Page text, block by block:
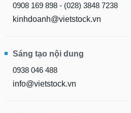
0908 169 898 - (028) 3848 7238
kinhdoanh@vietstock.vn
Sáng tạo nội dung
0938 046 488
info@vietstock.vn